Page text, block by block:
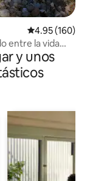
Calificación
4.95 (160)
entre la vida
y unos